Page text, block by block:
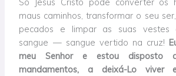
maus caminhos, transformar o seu
pecados e limpar as suas vestes
sangue — sangue vertido na cruz!
meu Senhor e estou disposto
mandamentos, a deixá-Lo